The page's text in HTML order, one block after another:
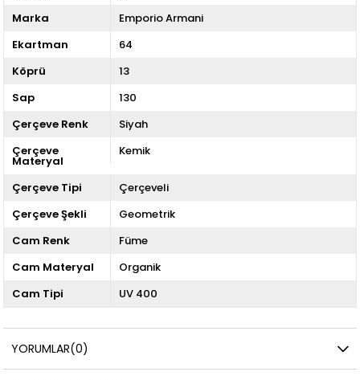
Marka
Emporio Armani
Ekartman
64
Köprü
13
Sap
130
Çerçeve Renk
Siyah
Çerçeve
Materyal
Kemik
Çerçeve Tipi
Çerçeveli
Çerçeve Şekli
Geometrik
Cam Renk
Füme
Cam Materyal
Organik
Cam Tipi
UV 400
YORUMLAR(0)